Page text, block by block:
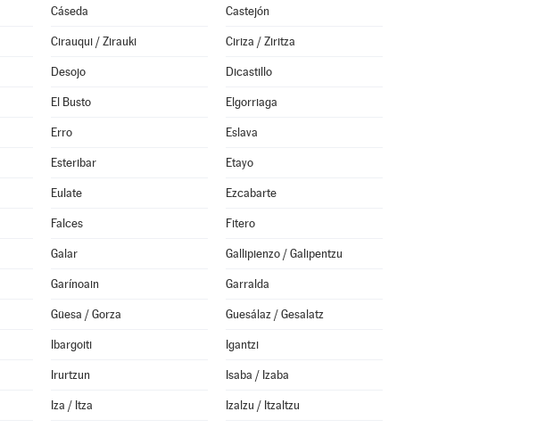
Cáseda Castejón
Cirauqui / Zirauki Ciriza / Ziritza
Desojo Dicastillo
El Busto Elgorriaga
Erro Eslava
Esteribar Etayo
Eulate Ezcabarte
Falces Fitero
Galar Gallipienzo / Galipentzu
Garínoain Garralda
Güesa / Gorza Guesálaz / Gesalatz
Ibargoiti Igantzi
Irurtzun Isaba / Izaba
Iza / Itza Izalzu / Itzaltzu